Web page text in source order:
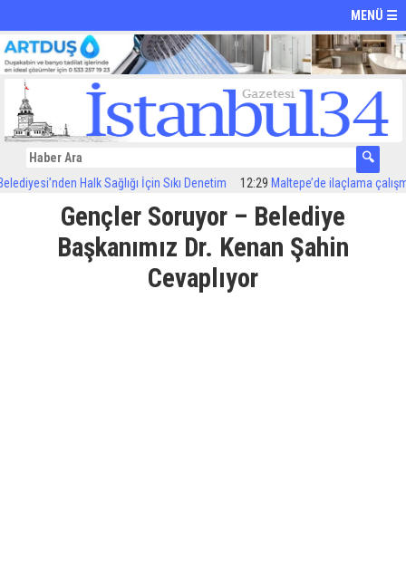
MENÜ ☰
Halk Sağlığı İçin Sıkı Denetim 12:29Maltepe’de ilaçlama
Gençler Soruyor – Belediye
Başkanımız Dr. Kenan Şahin
Cevaplıyor